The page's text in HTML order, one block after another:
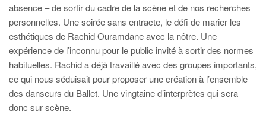
absence – de sortir du cadre de la scène et de nos recherches
personnelles. Une soirée sans entracte, le défi de marier les
esthétiques de Rachid Ouramdane avec la nôtre. Une
expérience de l’inconnu pour le public invité à sortir des normes
habituelles. Rachid a déjà travaillé avec des groupes importants,
ce qui nous séduisait pour proposer une création à l’ensemble
des danseurs du Ballet. Une vingtaine d’interprètes qui sera
donc sur scène.